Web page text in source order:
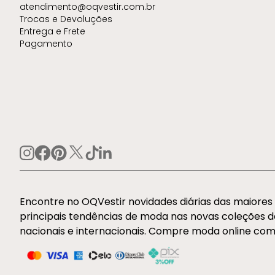
atendimento@oqvestir.com.br
Trocas e Devoluções
Entrega e Frete
Pagamento
Encontre no OQVestir novidades diárias das
principais tendências de moda nas novas coleções
nacionais e internacionais. Compre moda online